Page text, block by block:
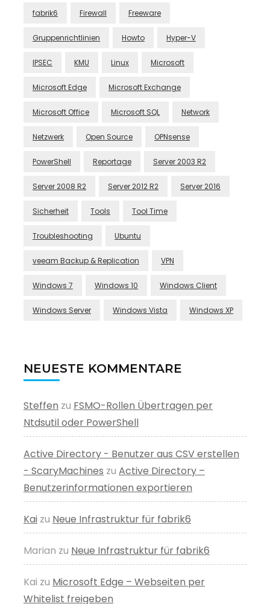
fabrik6 Firewall Freeware
Gruppenrichtlinien Howto Hyper-V
IPSEC KMU Linux Microsoft
Microsoft Edge Microsoft Exchange
Microsoft Office Microsoft SQL Network
Netzwerk Open Source OPNsense
PowerShell Reportage Server 2003 R2
Server 2008 R2 Server 2012 R2 Server 2016
Sicherheit Tools Tool Time
Troubleshooting Ubuntu
veeam Backup & Replication VPN
Windows 7 Windows 10 Windows Client
Windows Server Windows Vista Windows XP
NEUESTE KOMMENTARE
Steffen zu FSMO-Rollen Übertragen per
Ntdsutil oder PowerShell
Active Directory - Benutzer aus CSV erstellen
- ScaryMachines zu Active Directory –
Benutzerinformationen exportieren
Kai zu Neue Infrastruktur für fabrik6
Marian zu Neue Infrastruktur für fabrik6
Kai zu Microsoft Edge – Webseiten per
Whitelist freigeben